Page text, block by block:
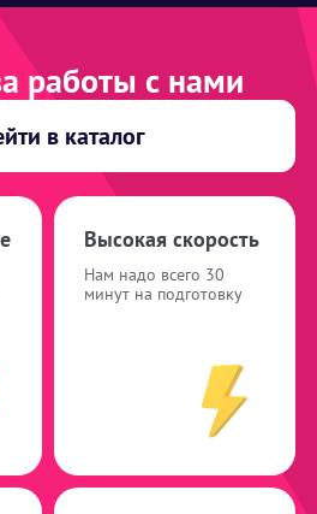
работы с нами
в каталог
Высокая скорость
Нам надо всего 30
минут на подготовку